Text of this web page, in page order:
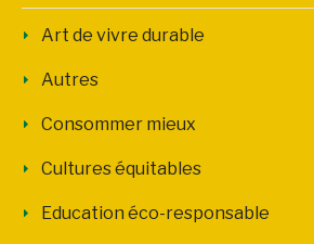
Art de vivre durable
Autres
Consommer mieux
Cultures équitables
Education éco-responsable